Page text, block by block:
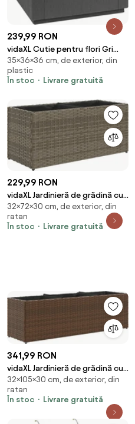
239,99 RON
vidaXL Cutie pentru flori Gri
închis 36 x 36 x 35 cm Plastic
35×36×36 cm, de exterior, din
plastic
În stoc
Livrare gratuită
229,99 RON
vidaXL Jardinieră de grădină cu
2 ghivece gri 72x30x32 cm
poliratan
32×72×30 cm, de exterior, din
ratan
În stoc
Livrare gratuită
341,99 RON
vidaXL Jardinieră de grădină cu
3 ghivece maro 105x30x32 cm
poliratan
32×105×30 cm, de exterior, din
ratan
În stoc
Livrare gratuită